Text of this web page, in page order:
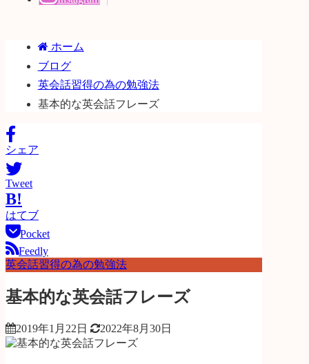
ホーム
ブログ
英会話習得の為の勉強法
基本的な英会話フレーズ
シェア
Tweet
B!
はてブ
Pocket
Feedly
英会話習得の為の勉強法
基本的な英会話フレーズ
2019年1月22日 2022年8月30日